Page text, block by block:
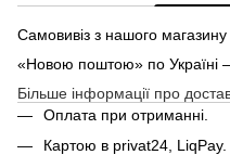
Самовивіз з нашого
«Новою поштою» по Україні
Більше інформації про
Оплата при отриманні.
Картою в privat24, LiqPay.